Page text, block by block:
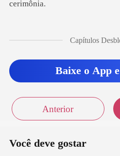
elho Guto -
Capítulos
Baixe o App
Anterior
Você deve gostar